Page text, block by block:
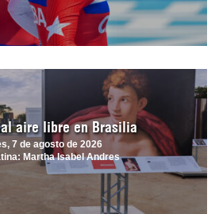
aire libre en Brasilia
7 de agosto de 2026
Martha Isabel Andres